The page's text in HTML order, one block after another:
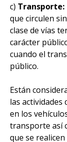
c) Transporte:
que circulen
clase de vías
carácter
cuando el
público.
Están
las actividades
en los
transporte así
que se